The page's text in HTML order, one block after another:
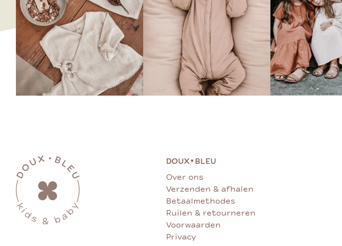
DOUX• BLEU
Over ons
Verzenden & afhalen
Betaalmethodes
Ruilen & retourneren
Voorwaarden
Privacy